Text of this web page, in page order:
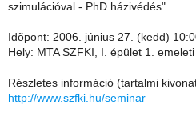
szimulációval - PhD házivédés"
Idõpont: 2006. június 27. (kedd)
Hely: MTA SZFKI, I. épület 1.
Részletes információ (tartalmi
http://www.szfki.hu/seminar